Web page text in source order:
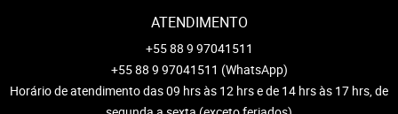
ATENDIMENTO
+55 88 9 97041511
+55 88 9 97041511 (WhatsApp)
Horário de atendimento das 09 hrs às 12 hrs e de 14 hrs às 17 hrs, de